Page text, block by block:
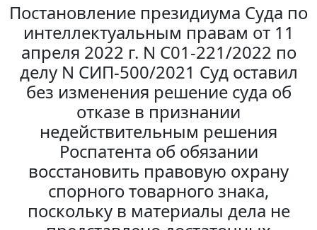
Постановление президиума Суда по
интеллектуальным правам от 11
апреля 2022 г. N С01-221/2022 по
делу N СИП-500/2021 Суд оставил
без изменения решение суда об
отказе в признании
недействительным решения
Роспатента об обязании
восстановить правовую охрану
спорного товарного знака,
поскольку в материалы дела не